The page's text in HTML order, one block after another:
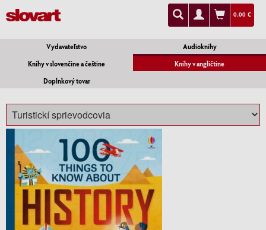
0.00 €
Vydavateľstvo
Audioknihy
Knihy v slovenčine a češtine
Knihy v angličtine
Doplnkový tovar